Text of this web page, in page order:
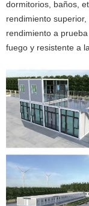
dormitorios, baños,
rendimiento
rendimiento a
fuego y resistente a